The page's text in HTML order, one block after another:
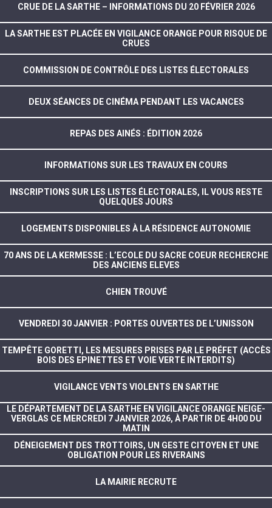
CRUE DE LA SARTHE – INFORMATIONS DU 20 FÉVRIER 2026
LA SARTHE EST PLACÉE EN VIGILANCE ORANGE POUR RISQUE DE
CRUES
COMMISSION DE CONTRÔLE DES LISTES ÉLECTORALES
DEUX SÉANCES DE CINÉMA PENDANT LES VACANCES
REPAS DES AINÉS : ÉDITION 2026
INFORMATIONS SUR LES TRAVAUX EN COURS
INSCRIPTIONS SUR LES LISTES ÉLECTORALES, IL VOUS RESTE
QUELQUES JOURS
LOGEMENTS DISPONIBLES À LA RÉSIDENCE AUTONOMIE
70 ANS DE LA KERMESSE : L’ECOLE DU SACRE COEUR RECHERCHE
DES ANCIENS ELEVES
CHIEN TROUVÉ
VENDREDI 30 JANVIER : PORTES OUVERTES DE L’UNISSON
TEMPÊTE GORETTI, LES MESURES PRISES PAR LE PRÉFET (ACCÈS
BOIS DES EPINETTES ET VOIE VERTE INTERDITS)
VIGILANCE VENTS VIOLENTS EN SARTHE
LE DÉPARTEMENT DE LA SARTHE EN VIGILANCE ORANGE NEIGE-
VERGLAS CE MERCREDI 7 JANVIER 2026, À PARTIR DE 4H00 DU
MATIN
DÉNEIGEMENT DES TROTTOIRS, UN GESTE CITOYEN ET UNE
OBLIGATION POUR LES RIVERAINS
LA MAIRIE RECRUTE